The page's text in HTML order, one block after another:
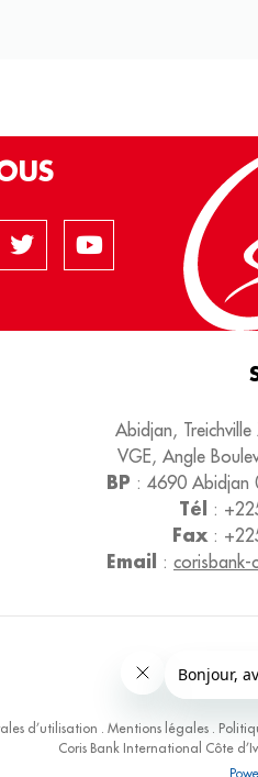
Abidjan,
VGE, Angle
BP : 4690 Abidjan
Tél :
Fax :
Email : corisbank-
d’utilisation . Mentions légales.
Coris Bank International Côte